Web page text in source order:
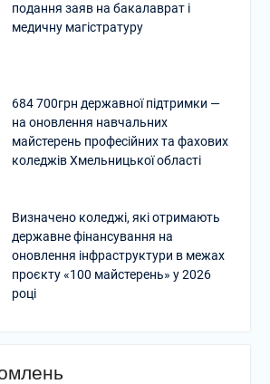
подання заяв на бакалаврат і
медичну магістратуру
684 700грн державної підтримки —
на оновлення навчальних
майстерень професійних та фахових
коледжів Хмельницької області
Визначено коледжі, які отримають
державне фінансування на
оновлення інфраструктури в межах
проєкту «100 майстерень» у 2026
році